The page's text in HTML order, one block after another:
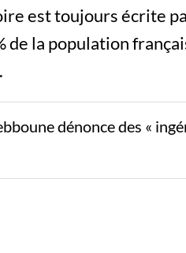
est toujours écrite
de la population
dénonce des «